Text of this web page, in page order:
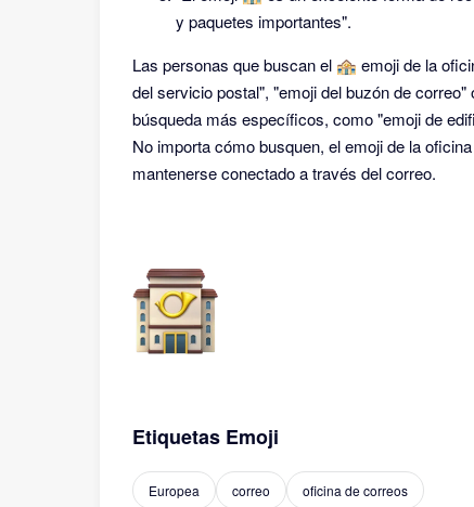
y paquetes importantes".
Las personas que buscan el 🏤 emoji de la
del servicio postal", "emoji del buzón de
búsqueda más específicos, como "emoji de
No importa cómo busquen, el emoji de la
mantenerse conectado a través del correo.
Etiquetas Emoji
Europea correo oficina de correos